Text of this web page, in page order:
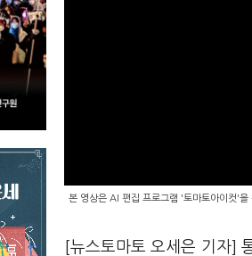
본 영상은 AI 편집 프로그램 '토마토아이컷'을
[뉴스토마토 오세은 기자]